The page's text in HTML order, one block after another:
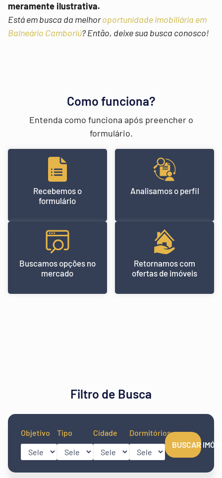
meramente ilustrativa.
Está em busca da melhoroportunidade imobiliária em
Balneário Camboriú? Então, deixe sua busca conosco!
Como funciona?
Entenda como funciona após preencher o
formulário.
Recebemos o
formulário
Analisamos o perfil
Buscamos opções no
mercado
Retornamos com
ofertas de imóveis
Filtro de Busca
Objetivo Tipo Cidade
Dormitórios
BUSCAR